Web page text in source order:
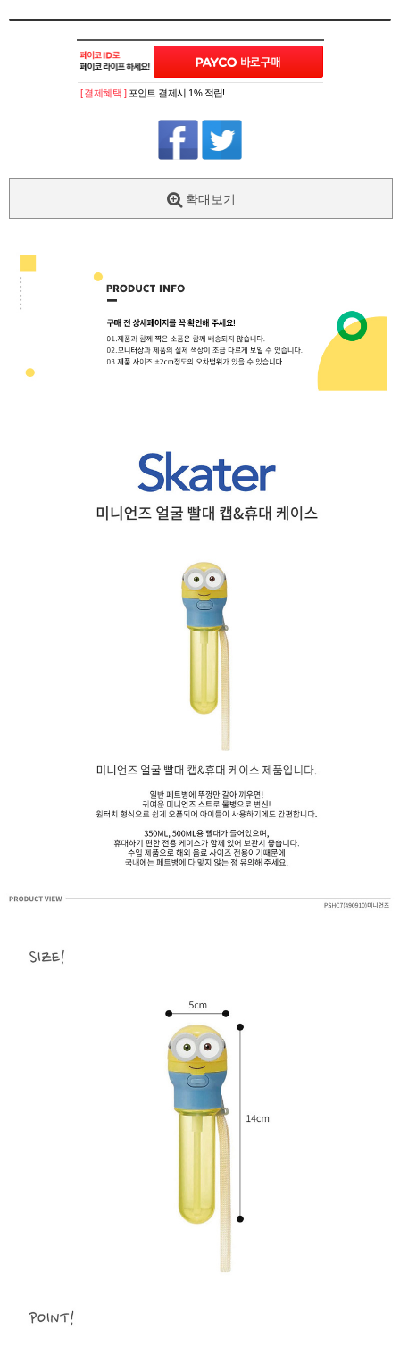
페이코 ID로
[ 결제혜택 ] 포인트 결제시 1% 적립!
확대보기